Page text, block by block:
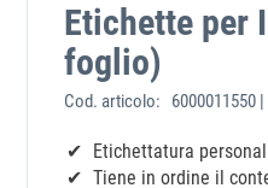
Etichette per
foglio)
Cod. articolo: 6000011550
Etichettatura
Tiene in ordine il